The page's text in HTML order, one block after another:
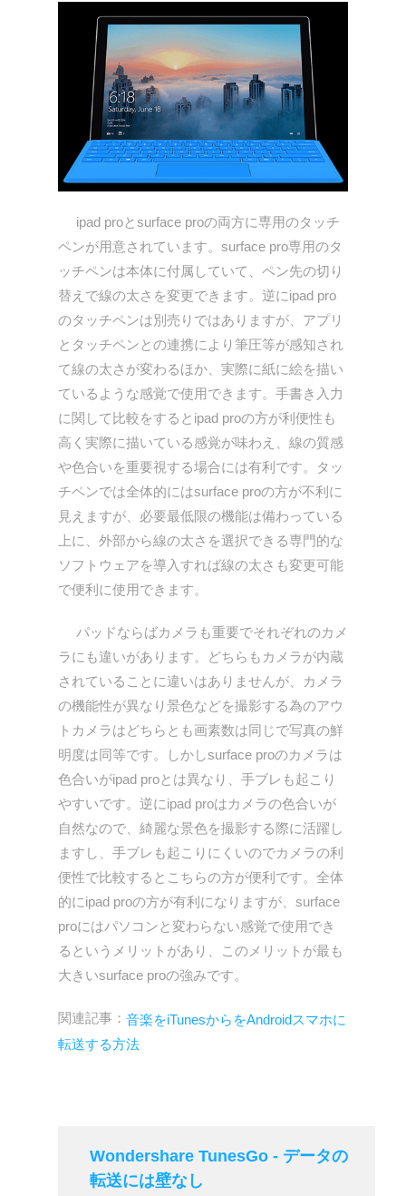
ipad proとsurface proの両方に専用のタッチ
ペンが用意されています。surface pro専用のタ
ッチペンは本体に付属していて、ペン先の切り
替えで線の太さを変更できます。逆にipad pro
のタッチペンは別売りではありますが、アプリ
とタッチペンとの連携により筆圧等が感知され
て線の太さが変わるほか、実際に紙に絵を描い
ているような感覚で使用できます。手書き入力
に関して比較をするとipad proの方が利便性も
高く実際に描いている感覚が味わえ、線の質感
や色合いを重要視する場合には有利です。タッ
チペンでは全体的にはsurface proの方が不利に
見えますが、必要最低限の機能は備わっている
上に、外部から線の太さを選択できる専門的な
ソフトウェアを導入すれば線の太さも変更可能
で便利に使用できます。
パッドならばカメラも重要でそれぞれのカメ
ラにも違いがあります。どちらもカメラが内蔵
されていることに違いはありませんが、カメラ
の機能性が異なり景色などを撮影する為のアウ
トカメラはどちらとも画素数は同じで写真の鮮
明度は同等です。しかしsurface proのカメラは
色合いがipad proとは異なり、手ブレも起こり
やすいです。逆にipad proはカメラの色合いが
自然なので、綺麗な景色を撮影する際に活躍し
ますし、手ブレも起こりにくいのでカメラの利
便性で比較するとこちらの方が便利です。全体
的にipad proの方が有利になりますが、surface
proにはパソコンと変わらない感覚で使用でき
るというメリットがあり、このメリットが最も
大きいsurface proの強みです。
関連記事： 音楽をiTunesからをAndroidスマホに
転送する方法
Wondershare TunesGo - データの
転送には壁なし